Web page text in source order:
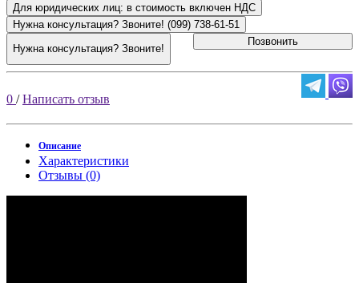
Для юридических лиц: в стоимость включен НДС
Нужна консультация? Звоните! (099) 738-61-51
Нужна консультация? Звоните!
Позвонить
0 /Написать отзыв
Описание
Характеристики
Отзывы (0)